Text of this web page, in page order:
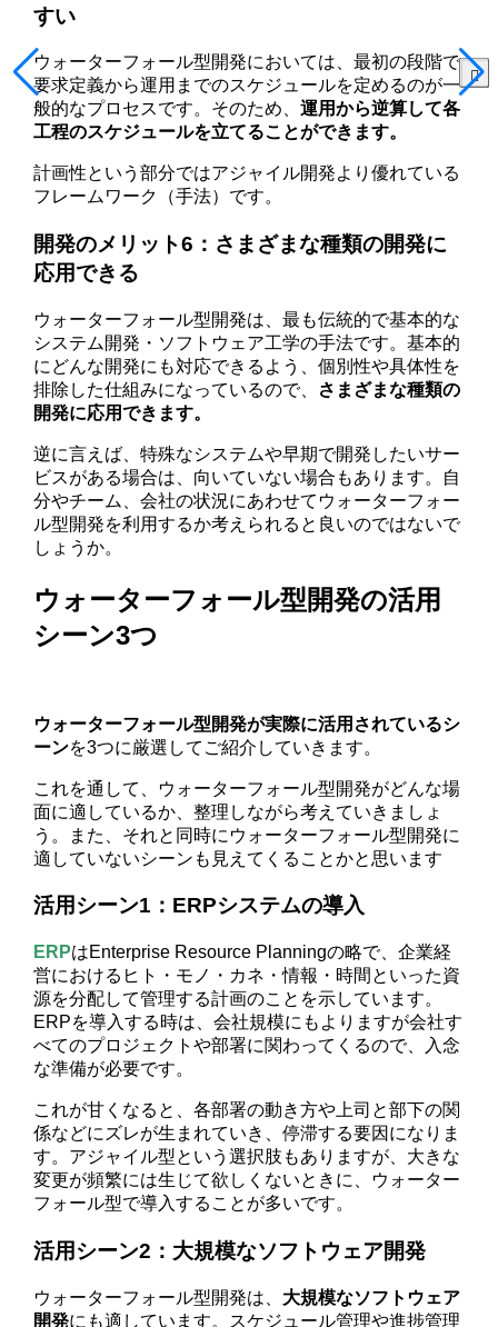
すい
ウォーターフォール型開発においては、最初の段階で
要求定義から運用までのスケジュールを定めるのが一
般的なプロセスです。そのため、運用から逆算して各
工程のスケジュールを立てることができます。
計画性という部分ではアジャイル開発より優れている
フレームワーク（手法）です。
開発のメリット6：さまざまな種類の開発に
応用できる
ウォーターフォール型開発は、最も伝統的で基本的な
システム開発・ソフトウェア工学の手法です。基本的
にどんな開発にも対応できるよう、個別性や具体性を
排除した仕組みになっているので、 さまざまな種類の
開発に応用できます。
逆に言えば、特殊なシステムや早期で開発したいサー
ビスがある場合は、向いていない場合もあります。自
分やチーム、会社の状況にあわせてウォーターフォー
ル型開発を利用するか考えられると良いのではないで
しょうか。
ウォーターフォール型開発の活用
シーン3つ
ウォーターフォール型開発が実際に活用されているシ
ーンを3つに厳選してご紹介していきます。
これを通して、ウォーターフォール型開発がどんな場
面に適しているか、整理しながら考えていきましょ
う。また、それと同時にウォーターフォール型開発に
適していないシーンも見えてくることかと思います
活用シーン1：ERPシステムの導入
ERPはEnterprise Resource Planningの略で、企業経
営におけるヒト・モノ・カネ・情報・時間といった資
源を分配して管理する計画のことを示しています。
ERPを導入する時は、会社規模にもよりますが会社す
べてのプロジェクトや部署に関わってくるので、入念
な準備が必要です。
これが甘くなると、各部署の動き方や上司と部下の関
係などにズレが生まれていき、停滞する要因になりま
す。アジャイル型という選択肢もありますが、大きな
変更が頻繁には生じて欲しくないときに、ウォーター
フォール型で導入することが多いです。
活用シーン2：大規模なソフトウェア開発
ウォーターフォール型開発は、 大規模なソフトウェア
開発にも適しています。スケジュール管理や進捗管理